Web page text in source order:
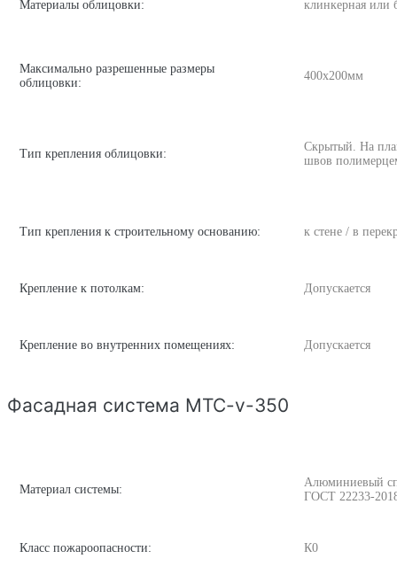
Материалы облицовки: клинкерная или
Максимально разрешенные размеры
облицовки:
400х200мм
Тип крепления облицовки:
Скрытый. На
швов
Тип крепления к строительному основанию: к стене / в
Крепление к потолкам: Допускается
Крепление во внутренних помещениях: Допускается
Фасадная система MTC-v-350
Материал системы:
Алюминиевый
ГОСТ 22233-
Класс пожароопасности: К0